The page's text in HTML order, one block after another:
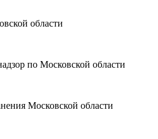
области
по Московской области
Московской области